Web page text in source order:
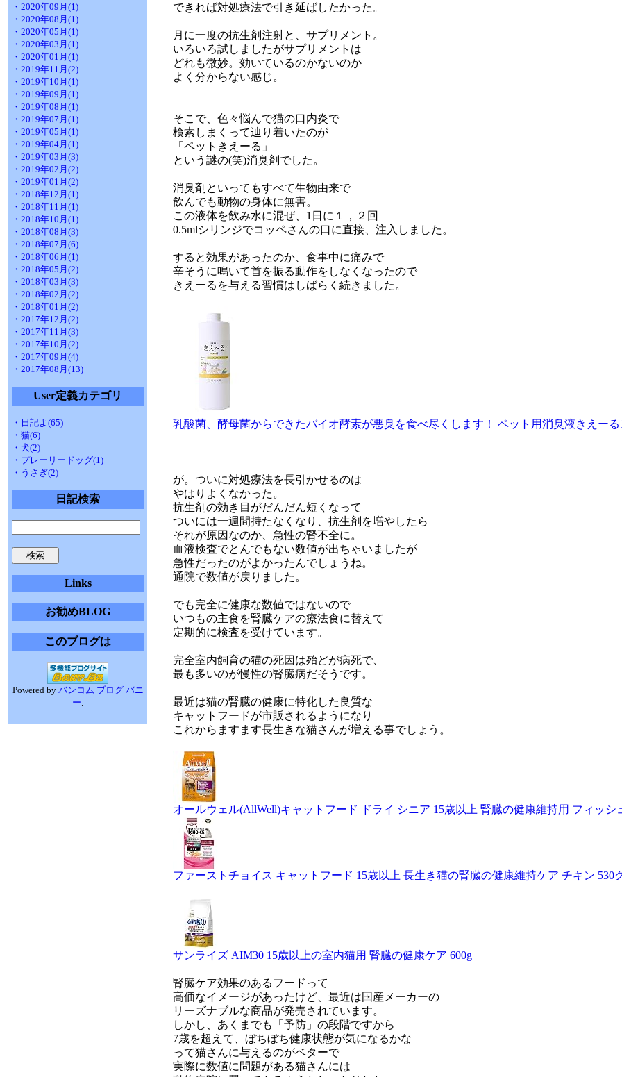
・2020年09月(1)
・2020年08月(1)
・2020年05月(1)
・2020年03月(1)
・2020年01月(1)
・2019年11月(2)
・2019年10月(1)
・2019年09月(1)
・2019年08月(1)
・2019年07月(1)
・2019年05月(1)
・2019年04月(1)
・2019年03月(3)
・2019年02月(2)
・2019年01月(2)
・2018年12月(1)
・2018年11月(1)
・2018年10月(1)
・2018年08月(3)
・2018年07月(6)
・2018年06月(1)
・2018年05月(2)
・2018年03月(3)
・2018年02月(2)
・2018年01月(2)
・2017年12月(2)
・2017年11月(3)
・2017年10月(2)
・2017年09月(4)
・2017年08月(13)
User定義カテゴリ
・日記よ(65)
・猫(6)
・犬(2)
・プレーリードッグ(1)
・うさぎ(2)
日記検索
Links
お勧めBLOG
このブログは
Powered by バンコム ブログ バニ
ー.
できれば対処療法で引き延ばしたかった。
月に一度の抗生剤注射と、サプリメント。
いろいろ試しましたがサプリメントは
どれも微妙。効いているのかないのか
よく分からない感じ。
そこで、色々悩んで猫の口内炎で
検索しまくって辿り着いたのが
「ペットきえーる」
という謎の(笑)消臭剤でした。
消臭剤といってもすべて生物由来で
飲んでも動物の身体に無害。
この液体を飲み水に混ぜ、1日に１，２回
0.5mlシリンジでコッペさんの口に直接、注入しました。
すると効果があったのか、食事中に痛みで
辛そうに鳴いて首を振る動作をしなくなったので
きえーるを与える習慣はしばらく続きました。
乳酸菌、酵母菌からできたバイオ酵素が悪臭を食べ尽くします！ ペット用消臭液きえーる
が。ついに対処療法を長引かせるのは
やはりよくなかった。
抗生剤の効き目がだんだん短くなって
ついには一週間持たなくなり、抗生剤を増やしたら
それが原因なのか、急性の腎不全に。
血液検査でとんでもない数値が出ちゃいましたが
急性だったのがよかったんでしょうね。
通院で数値が戻りました。
でも完全に健康な数値ではないので
いつもの主食を腎臓ケアの療法食に替えて
定期的に検査を受けています。
完全室内飼育の猫の死因は殆どが病死で、
最も多いのが慢性の腎臓病だそうです。
最近は猫の腎臓の健康に特化した良質な
キャットフードが市販されるようになり
これからますます長生きな猫さんが増える事でしょう。
オールウェル(AllWell)キャットフード ドライ シニア 15歳以上 腎臓の健康維持用 フィッシ
ファーストチョイス キャットフード 15歳以上 長生き猫の腎臓の健康維持ケア チキン 530
サンライズ AIM30 15歳以上の室内猫用 腎臓の健康ケア 600g
腎臓ケア効果のあるフードって
高価なイメージがあったけど、最近は国産メーカーの
リーズナブルな商品が発売されています。
しかし、あくまでも「予防」の段階ですから
7歳を超えて、ぼちぼち健康状態が気になるかな
って猫さんに与えるのがベターで
実際に数値に問題がある猫さんには